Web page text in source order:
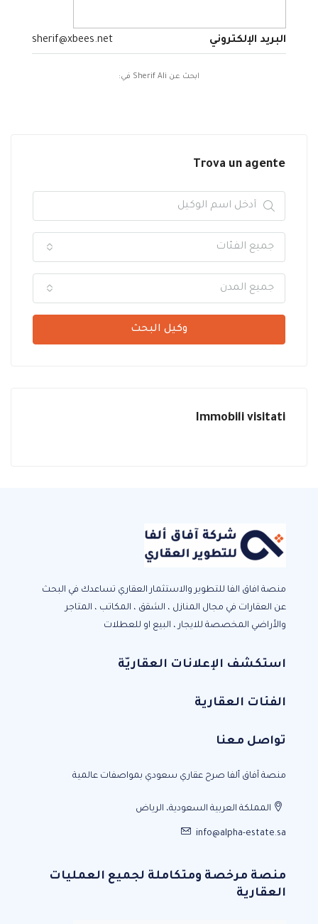
البريد الإلكتروني sherif@xbees.net
ابحث عن Sherif Ali في:
Trova un agente
جميع الفئات
جميع المدن
وكيل البحث
Immobili visitati
منصة افاق الفا للتطوير والاستثمار العقاري تساعدك في البحث
عن العقارات في مجال المنازل ، الشقق ، المكاتب ، المتاجر
والأراضي المخصصة للايجار ، البيع او للعطلات
استكشف الإعلانات العقاريّة
الفئات العقارية
تواصل معنا
منصة آفاق ألفا صرح عقاري سعودي بمواصفات عالمية
المملكة العربية السعودية، الرياض
info@alpha-estate.sa
منصة مرخصة ومتكاملة لجميع العمليات
العقارية